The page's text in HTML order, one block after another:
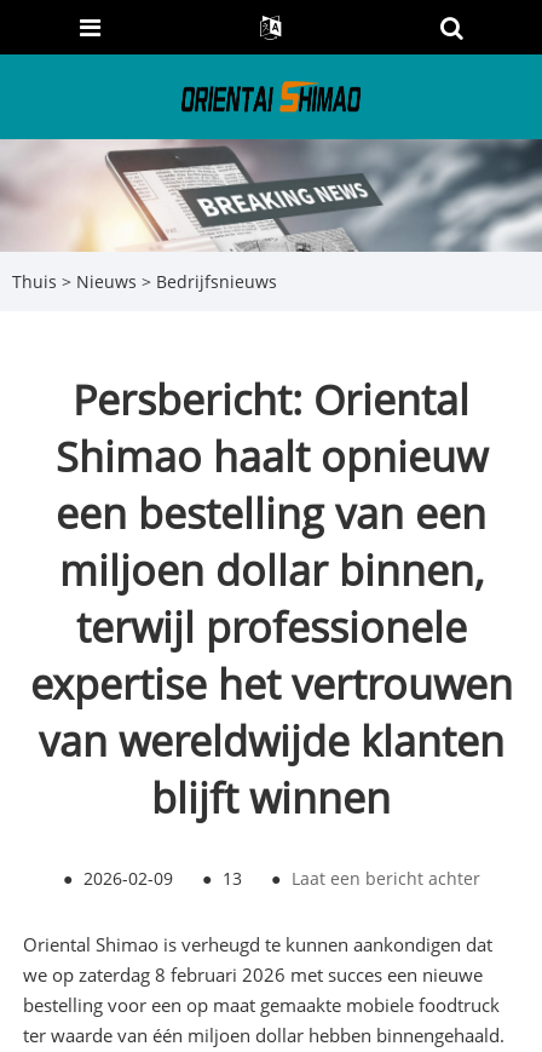
Thuis > Nieuws > Bedrijfsnieuws
Persbericht: Oriental
Shimao haalt opnieuw
een bestelling van een
miljoen dollar binnen,
terwijl professionele
expertise het vertrouwen
van wereldwijde klanten
blijft winnen
● 2026-02-09 ● 13 ● Laat een bericht achter
Oriental Shimao is verheugd te kunnen aankondigen dat
we op zaterdag 8 februari 2026 met succes een nieuwe
bestelling voor een op maat gemaakte mobiele foodtruck
ter waarde van één miljoen dollar hebben binnengehaald.